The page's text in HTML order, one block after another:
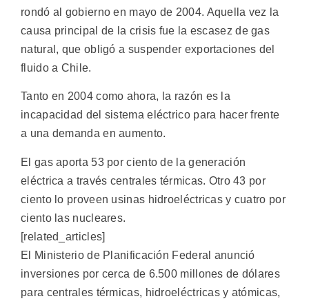
rondó al gobierno en mayo de 2004. Aquella vez la
causa principal de la crisis fue la escasez de gas
natural, que obligó a suspender exportaciones del
fluido a Chile.
Tanto en 2004 como ahora, la razón es la
incapacidad del sistema eléctrico para hacer frente
a una demanda en aumento.
El gas aporta 53 por ciento de la generación
eléctrica a través centrales térmicas. Otro 43 por
ciento lo proveen usinas hidroeléctricas y cuatro por
ciento las nucleares.
[related_articles]
El Ministerio de Planificación Federal anunció
inversiones por cerca de 6.500 millones de dólares
para centrales térmicas, hidroeléctricas y atómicas,